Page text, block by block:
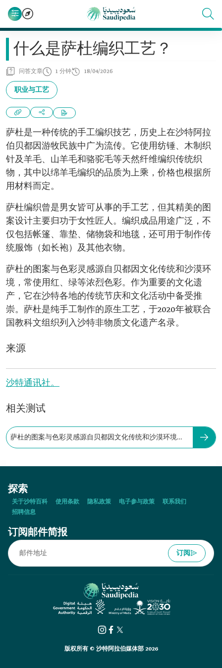
什么是萨杜编织工艺？
问答文章 1 分钟 18/04/2026
职业与工艺
萨杜是一种传统的手工编织技艺，历史上在沙特阿拉
伯贝都因游牧民族中广为流传。它使用纺锤、木制织
针及羊毛、山羊毛和骆驼毛等天然纤维编织传统织
物，其中以绵羊毛编织的品质为上乘，价格也根据所
用材料而定。
萨杜编织曾是男女皆可从事的手工艺，但其精美的图
案设计主要归功于女性匠人。编织成品用途广泛，不
仅包括帐篷、靠垫、储物袋和地毯，还可用于制作传
统服饰（如长袍）及其他衣物。
萨杜的图案与色彩灵感源自贝都因文化传统和沙漠环
境，常使用红、绿等浓烈色彩。作为重要的文化遗
产，它在沙特各地的传统节庆和文化活动中备受推
崇。萨杜是纯手工制作的原生工艺，于2020年被联合
国教科文组织列入沙特非物质文化遗产名录。
来源
沙特通讯社。
相关测试
萨杜的图案与色彩灵感源自贝都因文化传统和沙漠环境，
探索
关于沙特百科 使用条款 隐私政策 电子参与政策
联系我们
招聘信息
订阅邮件简报
订阅
版权所有 © 沙特阿拉伯媒体部 2026